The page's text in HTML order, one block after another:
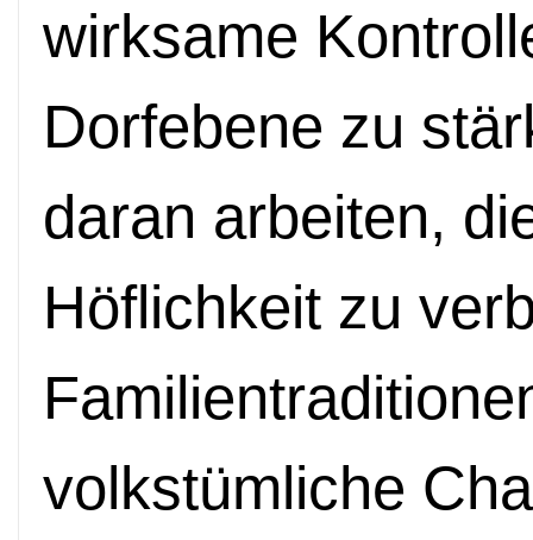
wirksame
Dorfebene zu
daran arbeiten,
Höflichkeit zu
volkstümliche